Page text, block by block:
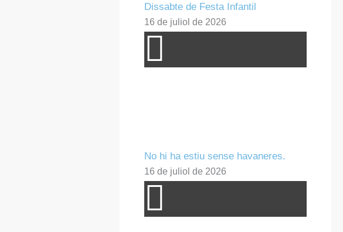
Dissabte de Festa Infantil
16 de juliol de 2026
No hi ha estiu sense havaneres.
16 de juliol de 2026